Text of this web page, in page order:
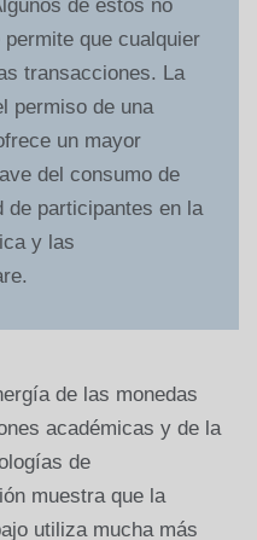
de estos no
que cualquier
transacciones. La
permiso de una
un mayor
del consumo de
de participantes en la
y las
de las monedas
académicas y de la
de
muestra que la
utiliza mucha más